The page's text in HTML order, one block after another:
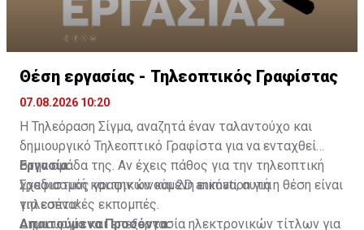
Θέση εργασίας - Τηλεοπτικός Γραφίστας
07.08.2026 10:20
Η Τηλεόραση Σίγμα, αναζητά έναν ταλαντούχο και
δημιουργικό Τηλεοπτικό Γραφίστα για να ενταχθεί
στην ομάδα της. Αν έχεις πάθος για την τηλεοπτική
γραφιστική και την κινούμενη εικόνα, αυτή η θέση είναι
για εσένα!
Εργασία:
Σχεδιασμός γραφικών και 2D animation για
τηλεοπτικές εκπομπές.
Δημιουργία και επεξεργασία ηλεκτρονικών τίτλων για
Απαιτούμενα Προσόντα: